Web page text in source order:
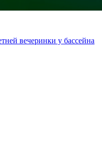
вечеринки у бассейна